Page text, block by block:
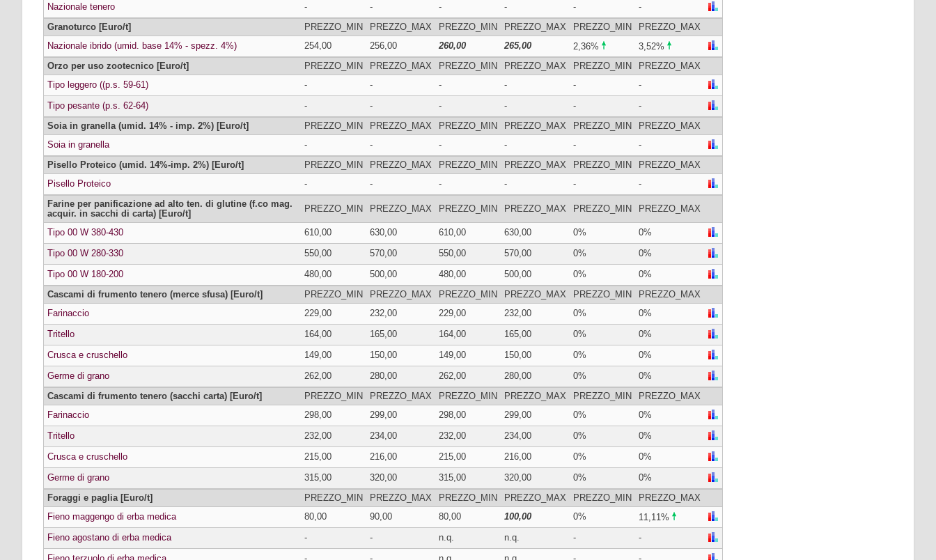
Nazionale tenero
- - - - -
-
Granoturco [Euro/t]
PREZZO_MIN PREZZO_MAX PREZZO_MIN PREZZO_MAX PREZZO_MIN
PREZZO_MAX
Nazionale ibrido (umid. base 14% - spezz. 4%)
254,00 256,00 260,00 265,00 2,36%
3,52%
Orzo per uso zootecnico [Euro/t]
PREZZO_MIN PREZZO_MAX PREZZO_MIN PREZZO_MAX PREZZO_MIN
PREZZO_MAX
Tipo leggero ((p.s. 59-61)
- - - - -
-
Tipo pesante (p.s. 62-64)
- - - - -
-
Soia in granella (umid. 14% - imp. 2%) [Euro/t]
PREZZO_MIN PREZZO_MAX PREZZO_MIN PREZZO_MAX PREZZO_MIN
PREZZO_MAX
Soia in granella
- - - - -
-
Pisello Proteico (umid. 14%-imp. 2%) [Euro/t]
PREZZO_MIN PREZZO_MAX PREZZO_MIN PREZZO_MAX PREZZO_MIN
PREZZO_MAX
Pisello Proteico
- - - - -
-
Farine per panificazione ad alto ten. di glutine (f.co mag.
acquir. in sacchi di carta) [Euro/t]
PREZZO_MIN PREZZO_MAX PREZZO_MIN PREZZO_MAX PREZZO_MIN PREZZO_MAX
Tipo 00 W 380-430 610,00 630,00 610,00 630,00 0%
0%
Tipo 00 W 280-330
550,00 570,00 550,00 570,00 0%
0%
Tipo 00 W 180-200
480,00 500,00 480,00 500,00 0%
0%
Cascami di frumento tenero (merce sfusa) [Euro/t]
PREZZO_MIN PREZZO_MAX PREZZO_MIN PREZZO_MAX PREZZO_MIN
PREZZO_MAX
Farinaccio
229,00 232,00 229,00 232,00 0%
0%
Tritello
164,00 165,00 164,00 165,00 0%
0%
Crusca e cruschello
149,00 150,00 149,00 150,00 0%
0%
Germe di grano
262,00 280,00 262,00 280,00 0%
0%
Cascami di frumento tenero (sacchi carta) [Euro/t]
PREZZO_MIN PREZZO_MAX PREZZO_MIN PREZZO_MAX PREZZO_MIN
PREZZO_MAX
Farinaccio
298,00 299,00 298,00 299,00 0%
0%
Tritello
232,00 234,00 232,00 234,00 0%
0%
Crusca e cruschello
215,00 216,00 215,00 216,00 0%
0%
Germe di grano
315,00 320,00 315,00 320,00 0%
0%
Foraggi e paglia [Euro/t]
PREZZO_MIN PREZZO_MAX PREZZO_MIN PREZZO_MAX PREZZO_MIN
PREZZO_MAX
Fieno maggengo di erba medica
80,00 90,00 80,00 100,00 0%
11,11%
Fieno agostano di erba medica
- - n.q. n.q. -
-